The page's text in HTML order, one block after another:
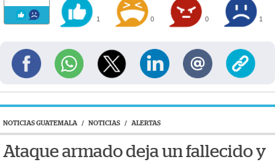
1 0 0 1
NOTICIAS GUATEMALA / NOTICIAS / ALERTAS
Ataque armado deja un fallecido y